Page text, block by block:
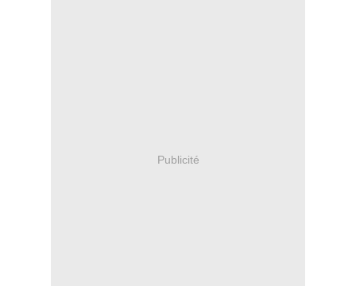
Publicité